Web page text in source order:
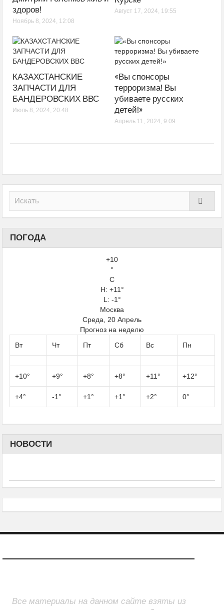
здоров!
Ноябрь 8, 2024, 12:08
Август 17, 2024, 19:55
КАЗАХСТАНСКИЕ
ЗАПЧАСТИ ДЛЯ
БАНДЕРОВСКИХ ВВС
Июль 8, 2024, 20:48
«Вы спонсоры
терроризма! Вы
убиваете русских
детей!»
Апрель 11, 2024, 9:09
ПОГОДА
+10
°
C
H: +11°
L: -1°
Москва
Среда, 20 Апрель
Прогноз на неделю
Вт
Чт Пт Сб Вс Пн
+10° +9° +8° +8° +11° +12°
+4° -1° +1° +1° +2° 0°
НОВОСТИ
Все материалы на данном сайте взяты из